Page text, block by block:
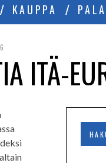
KAUPPA
ITÄ-